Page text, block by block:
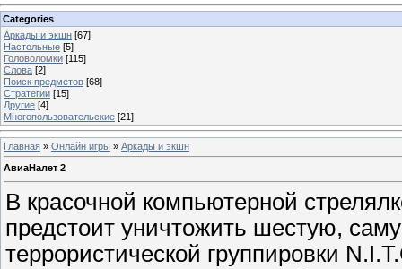
Categories
Аркады и экшн [67]
Настольные [5]
Головоломки [115]
Слова [2]
Поиск предметов [68]
Стратегии [15]
Другие [4]
Многопользовательские [21]
Главная » Онлайн игры » Аркады и экшн
АвиаНалет 2
В красочной компьютерной
предстоит уничтожить шестую,
террористической группировки